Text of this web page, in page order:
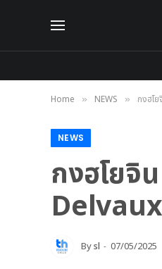
Home » NEWS » กงฮโ
NEWS
กงฮโยจิ
Bysl 07/05/2025